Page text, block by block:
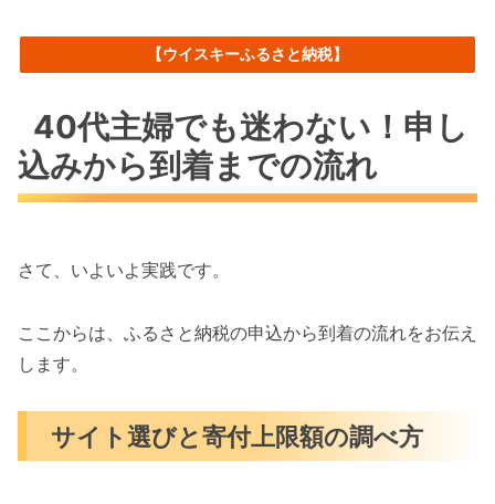
【ウイスキーふるさと納税】
40代主婦でも迷わない！申し
込みから到着までの流れ
さて、いよいよ実践です。
ここからは、ふるさと納税の申込から到着の流れをお伝え
します。
サイト選びと寄付上限額の調べ方